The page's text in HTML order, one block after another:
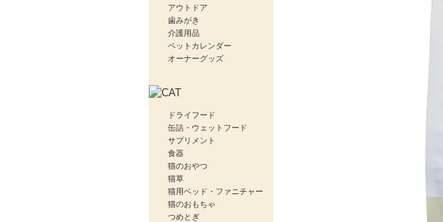
アウトドア
歯みがき
介護用品
ペットカレンダー
オーナーグッズ
ドライフード
缶詰・ウェットフード
サプリメント
食器
猫のおやつ
猫草
猫用ベッド・ファニチャー
猫のおもちゃ
つめとぎ